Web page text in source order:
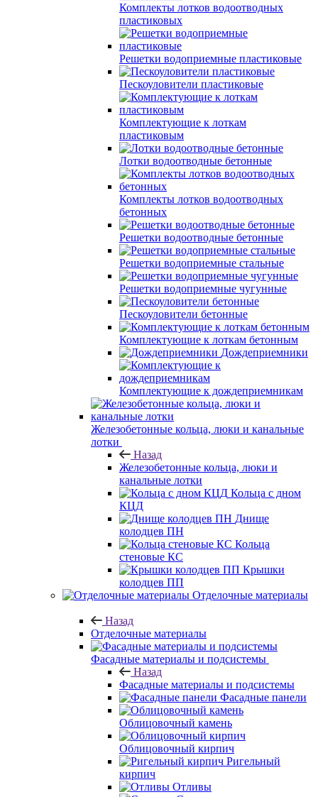
Комплекты лотков водоотводных
пластиковых
Решетки водоприемные пластиковые
Пескоуловители пластиковые
Комплектующие к лоткам
пластиковым
Лотки водоотводные бетонные
Комплекты лотков водоотводных
бетонных
Решетки водоотводные бетонные
Решетки водоприемные стальные
Решетки водоприемные чугунные
Пескоуловители бетонные
Комплектующие к лоткам бетонным
Дождеприемники
Комплектующие к дождеприемникам
Железобетонные кольца, люки и канальные
лотки
Назад
Железобетонные кольца, люки и
канальные лотки
Кольца с дном
КЦД
Днище
колодцев ПН
Кольца
стеновые КС
Крышки
колодцев ПП
Отделочные материалы
Назад
Отделочные материалы
Фасадные материалы и подсистемы
Назад
Фасадные материалы и подсистемы
Фасадные панели
Облицовочный камень
Облицовочный кирпич
Ригельный
кирпич
Отливы